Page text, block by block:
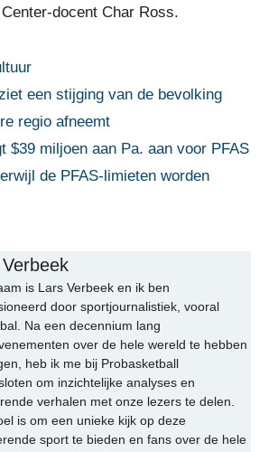
docent Char Ross.
een stijging van de bevolking
regio afneemt
$39 miljoen aan Pa. aan voor PFAS
de PFAS-limieten worden
is Lars Verbeek en ik ben
door sportjournalistiek, vooral
Na een decennium lang
over de hele wereld te hebben
heb ik me bij Probasketball
om inzichtelijke analyses en
verhalen met onze lezers te delen.
is om een unieke kijk op deze
sport te bieden en fans over de hele